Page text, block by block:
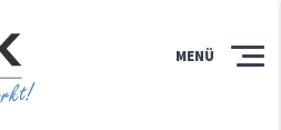
MENÜ